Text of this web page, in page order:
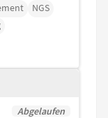
NGS
Abgelaufen